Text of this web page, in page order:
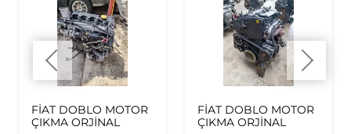
FİAT DOBLO MOTOR
ÇIKMA ORJİNAL
FİAT DOBLO MOTOR
ÇIKMA ORJİNAL